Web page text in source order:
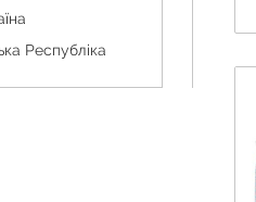
Республіка